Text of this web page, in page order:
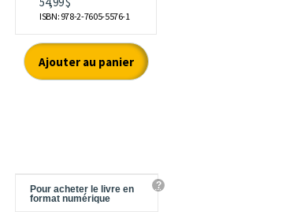
Pour acheter le livre en
format numérique
?